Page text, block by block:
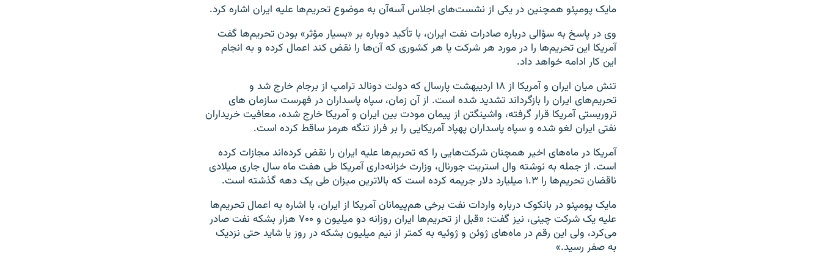
مایک پومپئو همچنین در یکی از نشست‌های اجلاس آسه‌آن به موضوع تحریم‌ها علیه ایران اشاره کرد.
وی در پاسخ به سؤالی درباره صادرات نفت ایران، با تأکید دوباره بر «بسیار مؤثر» بودن تحریم‌ها گفت
آمریکا این تحریم‌ها را در مورد هر شرکت یا هر کشوری که آن‌ها را نقض کند اعمال کرده‌ و به انجام
این کار ادامه خواهد داد.
تنش میان ایران و آمریکا از ۱۸ اردیبهشت پارسال که دولت دونالد ترامپ از برجام خارج شد و
تحریم‌های ایران را بازگرداند تشدید شده است. از آن زمان، سپاه پاسداران در فهرست سازمان های
تروریستی آمریکا قرار گرفته، واشینگتن از پیمان مودت بین ایران و آمریکا خارج شده، معافیت خریداران
نفتی ایران لغو شده و سپاه پاسداران پهپاد آمریکایی را بر فراز تنگه هرمز ساقط کرده است.
آمریکا در ماه‌های اخیر همچنان شرکت‌هایی را که تحریم‌ها علیه ایران را نقض کرده‌اند مجازات کرده
است. از جمله به نوشته وال استریت جورنال، وزارت خزانه‌داری آمریکا طی هفت ماه سال جاری میلادی
ناقضان تحریم‌ها را ۱.۳ میلیارد دلار جریمه کرده است که بالاترین میزان طی یک دهه گذشته است.‎
مایک پومپئو در بانکوک درباره واردات نفت برخی هم‌پیمانان آمریکا از ایران، با اشاره به اعمال تحریم‌ها
علیه یک شرکت چینی، نیز گفت: «قبل از تحریم‌ها ایران روزانه دو میلیون و ۷۰۰ هزار بشکه نفت صادر
می‌کرد، ولی این رقم در ماه‌های ژوئن و ژوئیه به کمتر از نیم‌ میلیون بشکه در روز یا شاید حتی نزدیک
به صفر رسید.»